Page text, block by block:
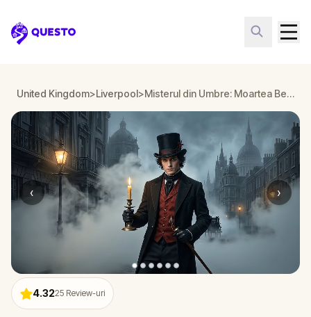
Questo
United Kingdom>Liverpool> Misterul din Umbre: Moartea Bellei Wanderlust în Liverpool
‹ ›
4.3225 Review-uri